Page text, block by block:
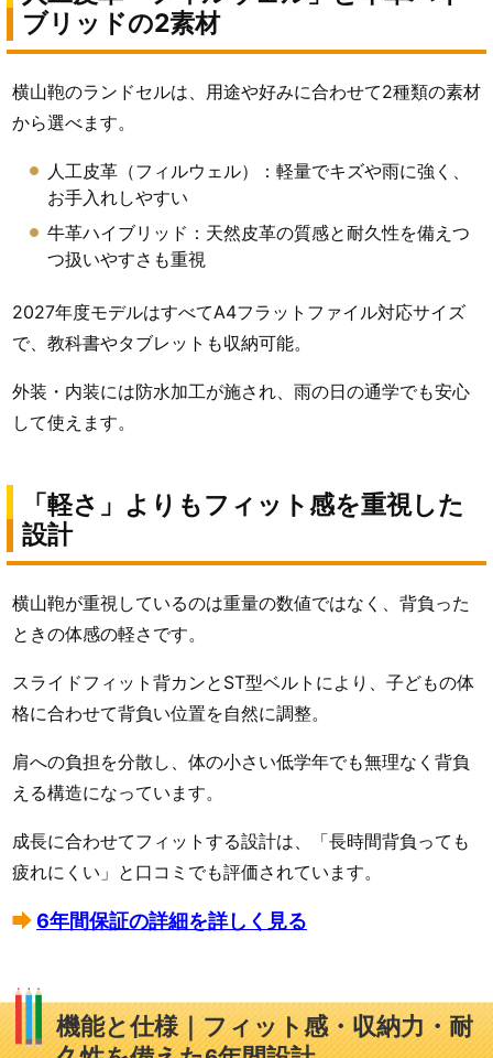
ブリッドの2素材
横山鞄のランドセルは、用途や好みに合わせて2種類の素材
から選べます。
人工皮革（フィルウェル）：軽量でキズや雨に強く、
お手入れしやすい
牛革ハイブリッド：天然皮革の質感と耐久性を備えつ
つ扱いやすさも重視
2027年度モデルはすべてA4フラットファイル対応サイズ
で、教科書やタブレットも収納可能。
外装・内装には防水加工が施され、雨の日の通学でも安心
して使えます。
「軽さ」よりもフィット感を重視した
設計
横山鞄が重視しているのは重量の数値ではなく、背負った
ときの体感の軽さです。
スライドフィット背カンとST型ベルトにより、子どもの体
格に合わせて背負い位置を自然に調整。
肩への負担を分散し、体の小さい低学年でも無理なく背負
える構造になっています。
成長に合わせてフィットする設計は、「長時間背負っても
疲れにくい」と口コミでも評価されています。
6年間保証の詳細を詳しく見る
機能と仕様｜フィット感・収納力・耐